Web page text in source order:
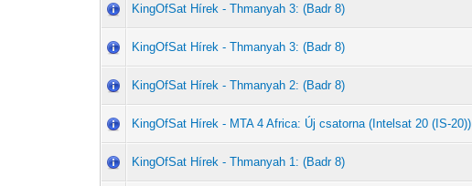
KingOfSat Hírek - Thmanyah 3: (Badr 8)
KingOfSat Hírek - Thmanyah 3: (Badr 8)
KingOfSat Hírek - Thmanyah 2: (Badr 8)
KingOfSat Hírek - MTA 4 Africa: Új csatorna (Intelsat 20 (IS-20))
KingOfSat Hírek - Thmanyah 1: (Badr 8)